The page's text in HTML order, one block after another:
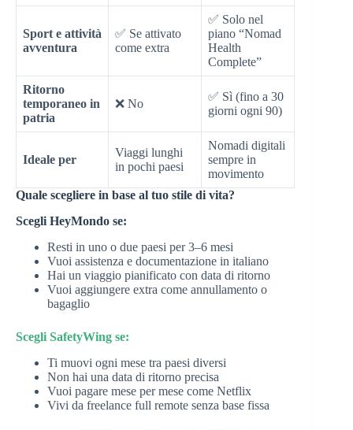
Sport e attività
avventura
✅ Se attivato
come extra
✅ Solo nel
piano “Nomad
Health
Complete”
Ritorno
temporaneo in
patria
❌ No
✅ Sì (fino a 30
giorni ogni 90)
Ideale per
Viaggi lunghi
in pochi paesi
Nomadi digitali
sempre in
movimento
Quale scegliere in base al tuo stile di vita?
Scegli HeyMondo se:
Resti in uno o due paesi per 3–6 mesi
Vuoi assistenza e documentazione in italiano
Hai un viaggio pianificato con data di ritorno
Vuoi aggiungere extra come annullamento o
bagaglio
Scegli SafetyWing se:
Ti muovi ogni mese tra paesi diversi
Non hai una data di ritorno precisa
Vuoi pagare mese per mese come Netflix
Vivi da freelance full remote senza base fissa